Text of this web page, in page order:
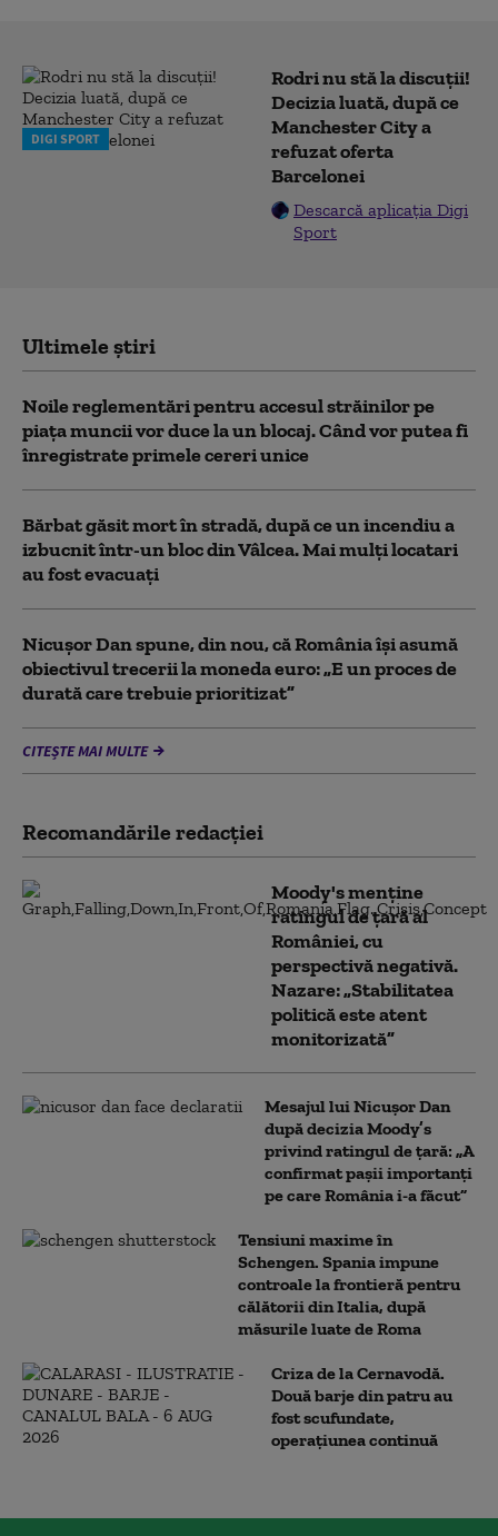
DIGI SPORT
Rodri nu stă la discuții!
Decizia luată, după ce
Manchester City a
refuzat oferta
Barcelonei
Descarcă aplicația Digi
Sport
Ultimele știri
Noile reglementări pentru accesul străinilor pe
piaţa muncii vor duce la un blocaj. Când vor putea fi
înregistrate primele cereri unice
Bărbat găsit mort în stradă, după ce un incendiu a
izbucnit într-un bloc din Vâlcea. Mai mulți locatari
au fost evacuați
Nicușor Dan spune, din nou, că România își asumă
obiectivul trecerii la moneda euro: „E un proces de
durată care trebuie prioritizat”
CITEȘTE MAI MULTE
Recomandările redacţiei
Moody's menține
ratingul de țară al
României, cu
perspectivă negativă.
Nazare: „Stabilitatea
politică este atent
monitorizată”
Mesajul lui Nicușor Dan
după decizia Moody’s
privind ratingul de țară: „A
confirmat pașii importanți
pe care România i-a făcut”
Tensiuni maxime în
Schengen. Spania impune
controale la frontieră pentru
călătorii din Italia, după
măsurile luate de Roma
Criza de la Cernavodă.
Două barje din patru au
fost scufundate,
operațiunea continuă